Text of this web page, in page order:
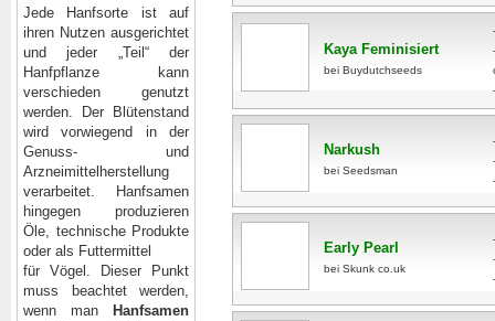
Jede Hanfsorte ist auf
ihren Nutzen ausgerichtet
und jeder „Teil“ der
Hanfpflanze kann
verschieden genutzt
werden. Der Blütenstand
wird vorwiegend in der
Genuss- und
Arzneimittelherstellung
verarbeitet. Hanfsamen
hingegen produzieren
Öle, technische Produkte
oder als Futtermittel
für Vögel. Dieser Punkt
muss beachtet werden,
wenn man
Hanfsamen
Kaya Feminisiert
bei Buydutchseeds
Narkush
bei Seedsman
Early Pearl
bei Skunk co.uk